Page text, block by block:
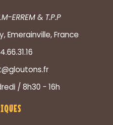
ERREM& T.P.P
Emerainville, France
/ 8h30 - 16h